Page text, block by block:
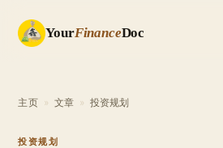
YourFinanceDoc
主页 » 文章 » 投资规划
投资规划